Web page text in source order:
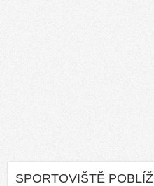
SPORTOVIŠTĚ POBLÍŽ